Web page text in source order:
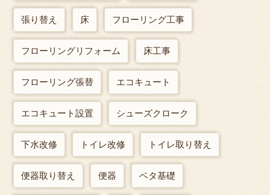
張り替え 床 フローリング工事
フローリングリフォーム 床工事
フローリング張替 エコキュート
エコキュート設置 シューズクローク
下水改修 トイレ改修 トイレ取り替え
便器取り替え 便器 ベタ基礎